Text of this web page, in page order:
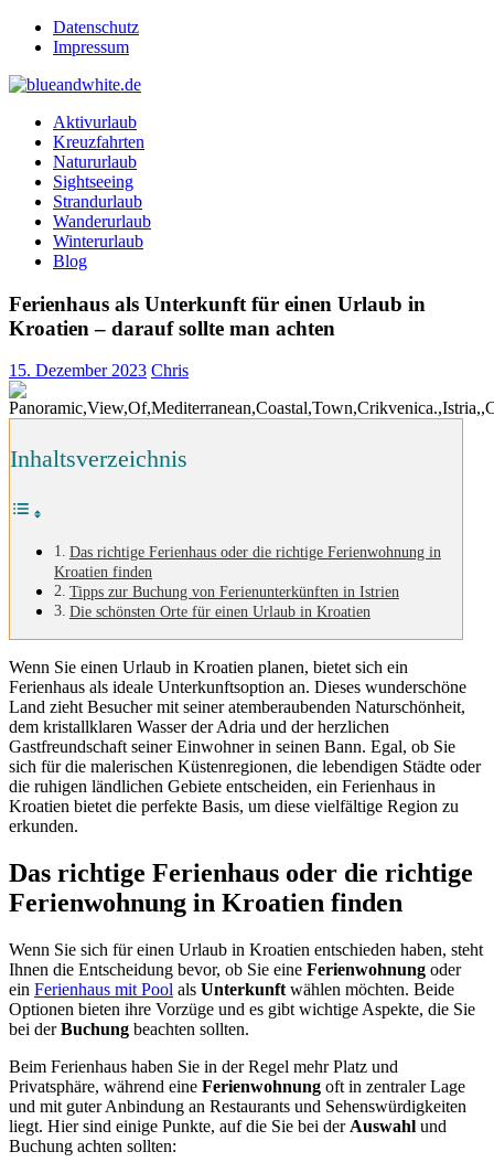
Zum
Inhalt
Datenschutz
Impressum
blueandwhite.de
Reisen und mehr!
Aktivurlaub
Kreuzfahrten
Natururlaub
Sightseeing
Strandurlaub
Wanderurlaub
Winterurlaub
Blog
Ferienhaus als Unterkunft für einen Urlaub in
Kroatien – darauf sollte man achten
15. Dezember 2023 Chris
Inhaltsverzeichnis
Das richtige Ferienhaus oder die richtige Ferienwohnung in
Kroatien finden
Tipps zur Buchung von Ferienunterkünften in Istrien
Die schönsten Orte für einen Urlaub in Kroatien
Wenn Sie einen Urlaub in Kroatien planen, bietet sich ein
Ferienhaus als ideale Unterkunftsoption an. Dieses wunderschöne
Land zieht Besucher mit seiner atemberaubenden Naturschönheit,
dem kristallklaren Wasser der Adria und der herzlichen
Gastfreundschaft seiner Einwohner in seinen Bann. Egal, ob Sie
sich für die malerischen Küstenregionen, die lebendigen Städte oder
die ruhigen ländlichen Gebiete entscheiden, ein Ferienhaus in
Kroatien bietet die perfekte Basis, um diese vielfältige Region zu
erkunden.
Das richtige Ferienhaus oder die richtige
Ferienwohnung in Kroatien finden
Wenn Sie sich für einen Urlaub in Kroatien entschieden haben, steht
Ihnen die Entscheidung bevor, ob Sie eine Ferienwohnung oder
ein Ferienhaus mit Pool als Unterkunft wählen möchten. Beide
Optionen bieten ihre Vorzüge und es gibt wichtige Aspekte, die Sie
bei derBuchung beachten sollten.
Beim Ferienhaus haben Sie in der Regel mehr Platz und
Privatsphäre, während eine Ferienwohnung oft in zentraler Lage
und mit guter Anbindung an Restaurants und Sehenswürdigkeiten
liegt. Hier sind einige Punkte, auf die Sie bei der Auswahl und
Buchung achten sollten: